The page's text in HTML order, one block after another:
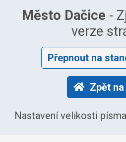
Město Dačice -
verze
Přepnout na
Zpět
Nastavení velikosti písma